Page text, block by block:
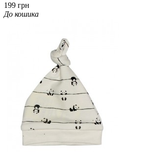
199 грн
До кошика